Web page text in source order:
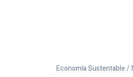
Economía Sustentable /